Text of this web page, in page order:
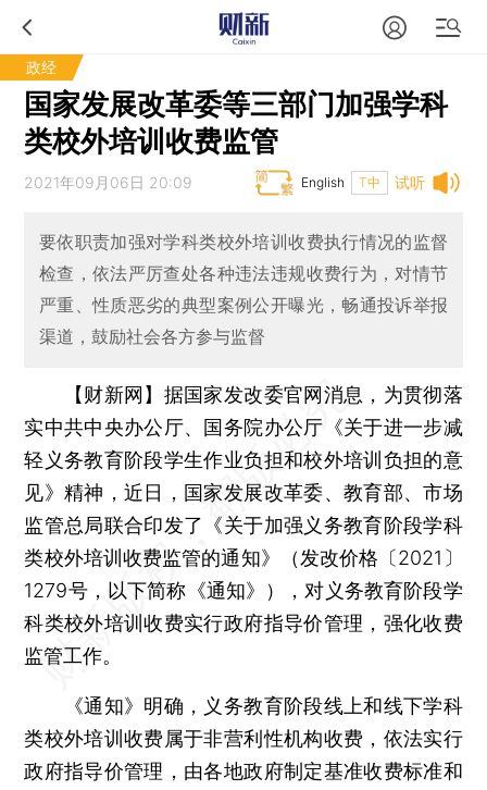
政经
国家发展改革委等三部门加强学科
类校外培训收费监管
试听
2021年09月06日 20:09 T中
English
要依职责加强对学科类校外培训收费执行情况的监督
检查，依法严厉查处各种违法违规收费行为，对情节
严重、性质恶劣的典型案例公开曝光，畅通投诉举报
渠道，鼓励社会各方参与监督
【财新网】 据国家发改委官网消息，为贯彻落
实中共中央办公厅、国务院办公厅《关于进一步减
轻义务教育阶段学生作业负担和校外培训负担的意
见》精神，近日，国家发展改革委、教育部、市场
监管总局联合印发了《关于加强义务教育阶段学科
类校外培训收费监管的通知》（发改价格〔2021〕
1279号，以下简称《通知》），对义务教育阶段学
科类校外培训收费实行政府指导价管理，强化收费
监管工作。
《通知》明确，义务教育阶段线上和线下学科
类校外培训收费属于非营利性机构收费，依法实行
政府指导价管理，由各地政府制定基准收费标准和